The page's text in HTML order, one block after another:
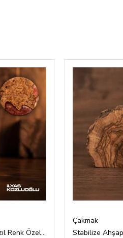
Stabilize Ahşap Çakmak Kızıl Renk Özel Tasarım
Çakmak